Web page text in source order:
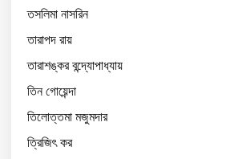
তসলিমা নাসরিন
তারাপদ রায়
তারাশঙ্কর বন্দ্যোপাধ্যায়
তিন গোয়েন্দা
তিলোত্তমা মজুমদার
ত্রিজিৎ কর